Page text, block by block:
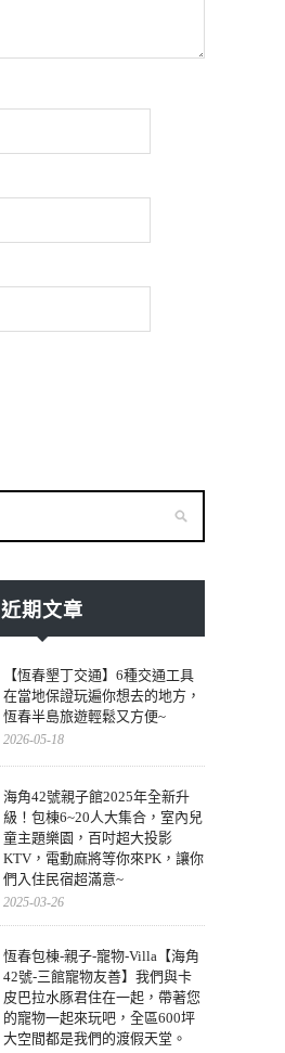
近期文章
【恆春墾丁交通】6種交通工具
在當地保證玩遍你想去的地方，
恆春半島旅遊輕鬆又方便~
2026-05-18
海角42號親子館2025年全新升
級！包棟6~20人大集合，室內兒
童主題樂園，百吋超大投影
KTV，電動麻將等你來PK，讓你
們入住民宿超滿意~
2025-03-26
恆春包棟-親子-寵物-Villa【海角
42號-三館寵物友善】我們與卡
皮巴拉水豚君住在一起，帶著您
的寵物一起來玩吧，全區600坪
大空間都是我們的渡假天堂。